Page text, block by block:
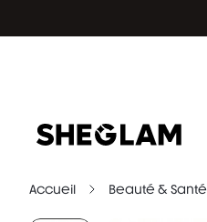
Accueil Beauté & Santé